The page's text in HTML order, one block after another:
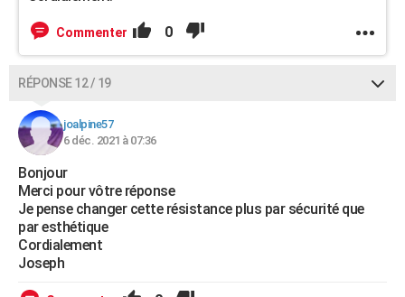
Commenter 0
RÉPONSE 12 / 19
joalpine57
6 déc. 2021 à 07:36
Bonjour
Merci pour vôtre réponse
Je pense changer cette résistance plus par sécurité que
par esthétique
Cordialement
Joseph